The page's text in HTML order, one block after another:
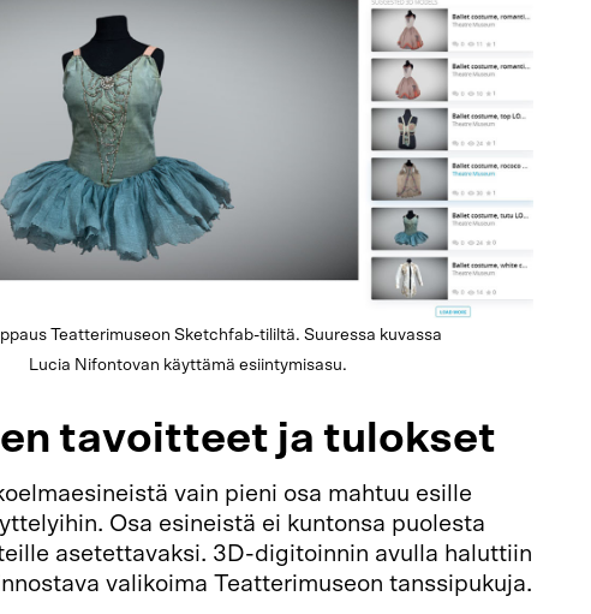
Teatterimuseon Sketchfab-tililtä. Suuressa kuvassa
Lucia Nifontovan käyttämä esiintymisasu.
tavoitteet ja tulokset
vain pieni osa mahtuu esille
Osa esineistä ei kuntonsa puolesta
asetettavaksi. 3D-digitoinnin avulla haluttiin
valikoima Teatterimuseon tanssipukuja.